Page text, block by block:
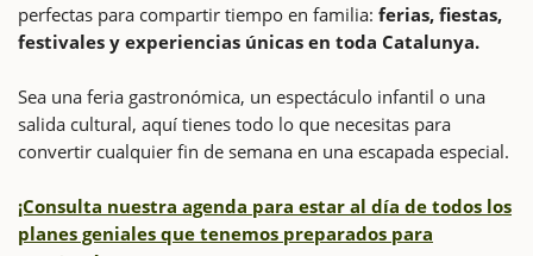
perfectas para compartir tiempo en familia: ferias, fiestas,
festivales y experiencias únicas en toda Catalunya.
Sea una feria gastronómica, un espectáculo infantil o una
salida cultural, aquí tienes todo lo que necesitas para
convertir cualquier fin de semana en una escapada especial.
¡Consulta nuestra agenda para estar al día de todos los
planes geniales que tenemos preparados para